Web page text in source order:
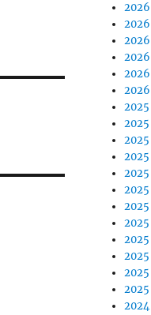
2026
2026
2026
2026
2026
2026
2025
2025
2025
2025
2025
2025
2025
2025
2025
2025
2025
2025
2024